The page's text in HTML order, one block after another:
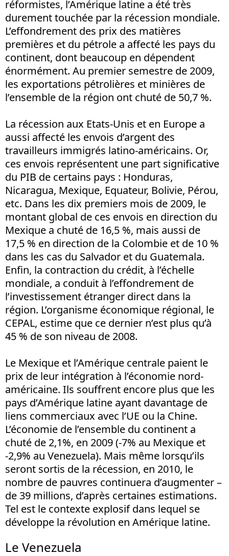
réformistes, l’Amérique latine a été très
durement touchée par la récession mondiale.
L’effondrement des prix des matières
premières et du pétrole a affecté les pays du
continent, dont beaucoup en dépendent
énormément. Au premier semestre de 2009,
les exportations pétrolières et minières de
l’ensemble de la région ont chuté de 50,7 %.
La récession aux Etats-Unis et en Europe a
aussi affecté les envois d’argent des
travailleurs immigrés latino-américains. Or,
ces envois représentent une part significative
du PIB de certains pays : Honduras,
Nicaragua, Mexique, Equateur, Bolivie, Pérou,
etc. Dans les dix premiers mois de 2009, le
montant global de ces envois en direction du
Mexique a chuté de 16,5 %, mais aussi de
17,5 % en direction de la Colombie et de 10 %
dans les cas du Salvador et du Guatemala.
Enfin, la contraction du crédit, à l’échelle
mondiale, a conduit à l’effondrement de
l’investissement étranger direct dans la
région. L’organisme économique régional, le
CEPAL, estime que ce dernier n’est plus qu’à
45 % de son niveau de 2008.
Le Mexique et l’Amérique centrale paient le
prix de leur intégration à l’économie nord-
américaine. Ils souffrent encore plus que les
pays d’Amérique latine ayant davantage de
liens commerciaux avec l’UE ou la Chine.
L’économie de l’ensemble du continent a
chuté de 2,1%, en 2009 (-7% au Mexique et
-2,9% au Venezuela). Mais même lorsqu’ils
seront sortis de la récession, en 2010, le
nombre de pauvres continuera d’augmenter –
de 39 millions, d’après certaines estimations.
Tel est le contexte explosif dans lequel se
développe la révolution en Amérique latine.
Le Venezuela